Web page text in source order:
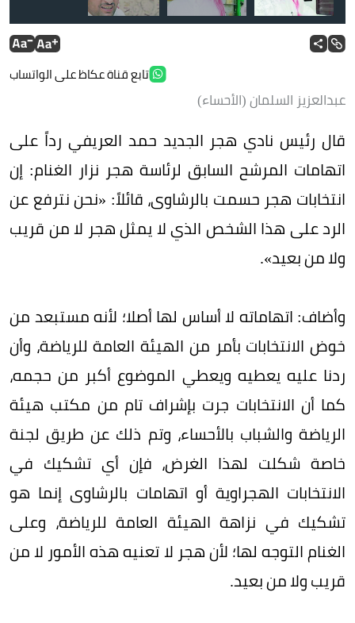
تابع قناة عكاظ على الواتساب
عبدالعزيز السلمان (الأحساء)
قال رئيس نادي هجر الجديد حمد العريفي رداً على
اتهامات المرشح السابق لرئاسة هجر نزار الغنام: إن
انتخابات هجر حسمت بالرشاوى، قائلاً: «نحن نترفع عن
الرد على هذا الشخص الذي لا يمثل هجر لا من قريب
ولا من بعيد».
وأضاف: اتهاماته لا أساس لها أصلا؛ لأنه مستبعد من
خوض الانتخابات بأمر من الهيئة العامة للرياضة، وأن
ردنا عليه يعطيه ويعطي الموضوع أكبر من حجمه،
كما أن الانتخابات جرت بإشراف تام من مكتب هيئة
الرياضة والشباب بالأحساء، وتم ذلك عن طريق لجنة
خاصة شكلت لهذا الغرض، فإن أي تشكيك في
الانتخابات الهجراوية أو اتهامات بالرشاوى إنما هو
تشكيك في نزاهة الهيئة العامة للرياضة، وعلى
الغنام التوجه لها؛ لأن هجر لا تعنيه هذه الأمور لا من
قريب ولا من بعيد.